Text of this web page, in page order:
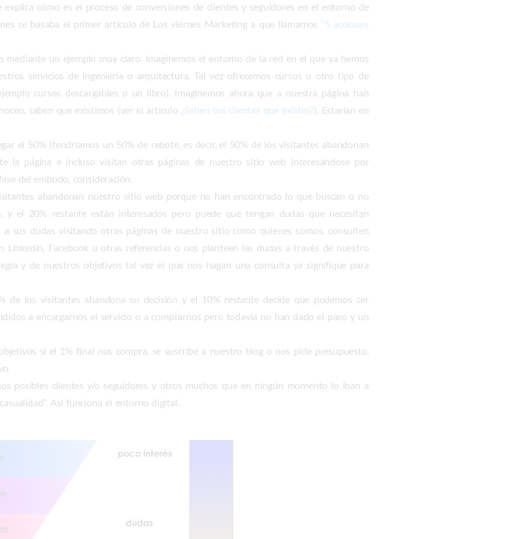
explica cómo es el proceso de conversiones de clientes y seguidores en el entorno de
se basaba el primer artículo de Los viernes Marketing a que llamamos “5 acciones
mediante un ejemplo muy claro. Imaginemos el entorno de la red en el que ya hemos
servicios de ingeniería o arquitectura. Tal vez ofrecemos cursos u otro tipo de
cursos descargables o un libro). Imaginemos ahora que a nuestra página han
saben que existimos (ver el artículo ¿Saben tus clientes que existes?). Estarían en
el 50% (tendríamos un 50% de rebote, es decir, el 50% de los visitantes abandonan
la página e incluso visitan otras páginas de nuestro sitio web interesándose por
del embudo, consideración.
abandonan nuestro sitio web porque no han encontrado lo que buscan o no
y el 20% restante están interesados pero puede que tengan dudas que necesitan
sus dudas visitando otras páginas de nuestro sitio como quiénes somos, consulten
Facebook u otras referencias o nos planteen las dudas a través de nuestro
y de nuestros objetivos tal vez el que nos hagan una consulta ya signifique para
de los visitantes abandona su decisión y el 10% restante decide que podemos ser
a encargarnos el servicio o a comprarnos pero todavía no han dado el paso y un
si el 1% final nos compra, se suscribe a nuestro blog o nos pide presupuesto.
posibles clientes y/o seguidores y otros muchos que en ningún momento lo iban a
Así funciona el entorno digital.